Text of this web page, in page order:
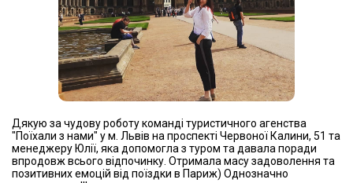
Дякую за чудову роботу команді туристичного агенства
"Поїхали з нами" у м. Львів на проспекті Червоної Калини, 51 та
менеджеру Юлії, яка допомогла з туром та давала поради
впродовж всього відпочинку. Отримала масу задоволення та
позитивних емоцій від поїздки в Париж) Однозначно